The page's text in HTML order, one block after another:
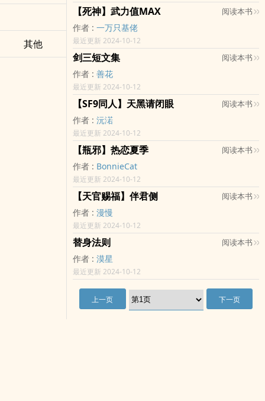
其他
【死神】武力值MAX 阅读本书
作者 : 一万只基佬
最近更新 2024-10-12
剑三短文集 阅读本书
作者 : 善花
最近更新 2024-10-12
【SF9同人】天黑请闭眼 阅读本书
作者 : 沅渃
最近更新 2024-10-12
【瓶邪】热恋夏季 阅读本书
作者 : BonnieCat
最近更新 2024-10-12
【天官赐福】伴君侧 阅读本书
作者 : 漫慢
最近更新 2024-10-12
替身法则 阅读本书
作者 : 漠星
最近更新 2024-10-12
上一页 下一页